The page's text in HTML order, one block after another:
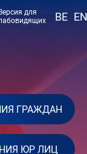
для
BE EN
ГРАЖДАН
ЮР ЛИЦ